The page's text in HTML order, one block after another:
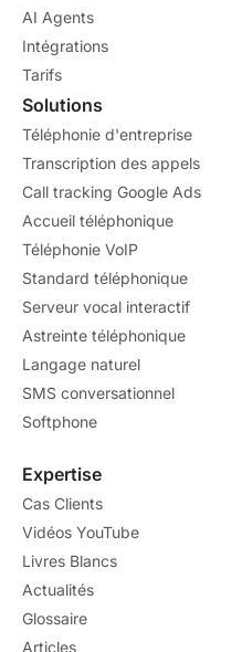
AI Agents
Intégrations
Tarifs
Solutions
Téléphonie d'entreprise
Transcription des appels
Call tracking Google Ads
Accueil téléphonique
Téléphonie VoIP
Standard téléphonique
Serveur vocal interactif
Astreinte téléphonique
Langage naturel
SMS conversationnel
Softphone
Expertise
Cas Clients
Vidéos YouTube
Livres Blancs
Actualités
Glossaire
Articles